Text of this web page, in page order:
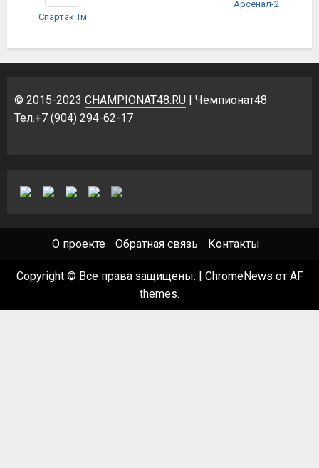
Спартак Тм
Арсенал-2
© 2015-2023 CHAMPIONAT48.RU | Чемпионат48
Тел.+7 (904) 294-62-17
О проекте Обратная связь Контакты
Copyright © Все права защищены. ChromeNews от AF
themes.